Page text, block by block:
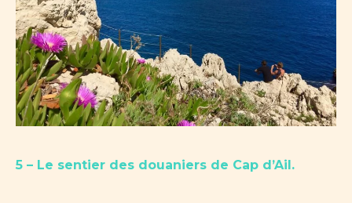
5 – Le sentier des douaniers de Cap d’Ail.